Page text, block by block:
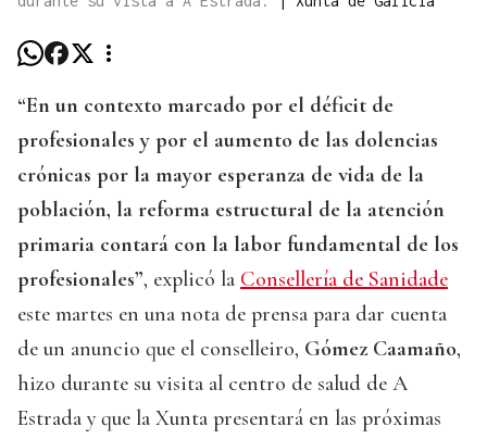
“En un contexto marcado por el déficit de
profesionales y por el aumento de las dolencias
crónicas por la mayor esperanza de vida de la
población, la reforma estructural de la atención
primaria contará con la labor fundamental de los
profesionales”, explicó la Consellería de Sanidade
este martes en una nota de prensa para dar cuenta
de un anuncio que el conselleiro, Gómez Caamaño,
hizo durante su visita al centro de salud de A
Estrada y que la Xunta presentará en las próximas